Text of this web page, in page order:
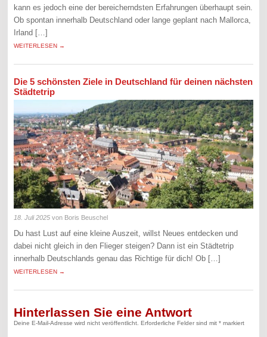
kann es jedoch eine der bereicherndsten Erfahrungen überhaupt sein.
Ob spontan innerhalb Deutschland oder lange geplant nach Mallorca,
Irland […]
WEITERLESEN →
Die 5 schönsten Ziele in Deutschland für deinen nächsten
Städtetrip
18. Juli 2025 von Boris Beuschel
Du hast Lust auf eine kleine Auszeit, willst Neues entdecken und
dabei nicht gleich in den Flieger steigen? Dann ist ein Städtetrip
innerhalb Deutschlands genau das Richtige für dich! Ob […]
WEITERLESEN →
Hinterlassen Sie eine Antwort
Deine E-Mail-Adresse wird nicht veröffentlicht. Erforderliche Felder sind mit* markiert